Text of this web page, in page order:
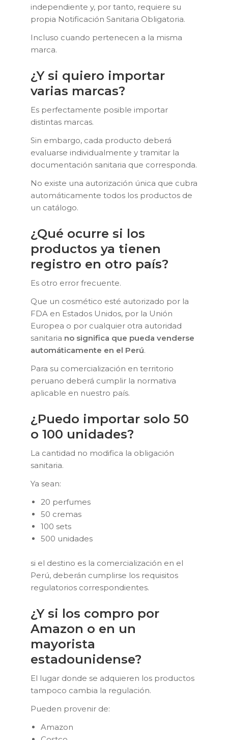
independiente y, por tanto, requiere su
propia Notificación Sanitaria Obligatoria.
Incluso cuando pertenecen a la misma
marca.
¿Y si quiero importar
varias marcas?
Es perfectamente posible importar
distintas marcas.
Sin embargo, cada producto deberá
evaluarse individualmente y tramitar la
documentación sanitaria que corresponda.
No existe una autorización única que cubra
automáticamente todos los productos de
un catálogo.
¿Qué ocurre si los
productos ya tienen
registro en otro país?
Es otro error frecuente.
Que un cosmético esté autorizado por la
FDA en Estados Unidos, por la Unión
Europea o por cualquier otra autoridad
sanitaria no significa que pueda venderse
automáticamente en el Perú.
Para su comercialización en territorio
peruano deberá cumplir la normativa
aplicable en nuestro país.
¿Puedo importar solo 50
o 100 unidades?
La cantidad no modifica la obligación
sanitaria.
Ya sean:
20 perfumes
50 cremas
100 sets
500 unidades
si el destino es la comercialización en el
Perú, deberán cumplirse los requisitos
regulatorios correspondientes.
¿Y si los compro por
Amazon o en un
mayorista
estadounidense?
El lugar donde se adquieren los productos
tampoco cambia la regulación.
Pueden provenir de:
Amazon